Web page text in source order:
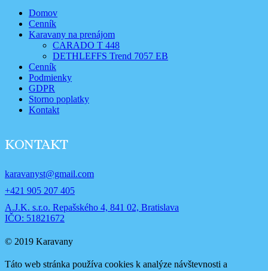
Domov
Cenník
Karavany na prenájom
CARADO T 448
DETHLEFFS Trend 7057 EB
Cenník
Podmienky
GDPR
Storno poplatky
Kontakt
KONTAKT
karavanyst@gmail.com
+421 905 207 405
A.J.K. s.r.o. Repašského 4, 841 02, Bratislava
IČO: 51821672
© 2019 Karavany
Táto web stránka používa cookies k analýze návštevnosti a